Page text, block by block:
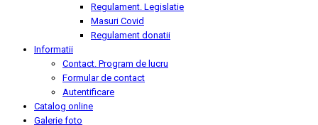
Regulament. Legislatie
Masuri Covid
Regulament donatii
Informatii
Contact. Program de lucru
Formular de contact
Autentificare
Catalog online
Galerie foto